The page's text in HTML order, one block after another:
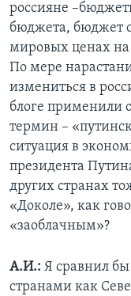
россияне
бюджета, бюджет
мировых ценах на
По мере
измениться в
блоге применили
термин –
ситуация в
президента
других странах
«Доколе», как
«заоблачным»?
А.И.: Я сравнил
странами как